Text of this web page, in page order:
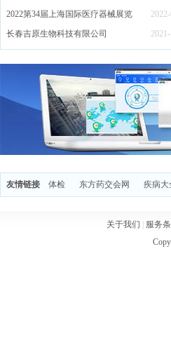
2022第34届上海国际医疗器械展览会
长春吉原生物科技有限公司
友情链接 体检 东方药交会网 疾病大
关于我们 服务